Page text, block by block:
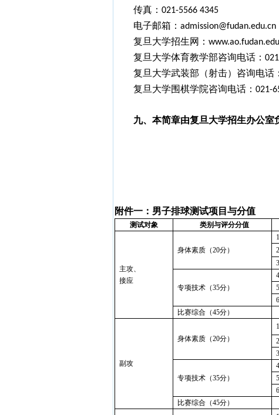
传真： 021-5566 4345
电子邮箱： admission@fudan.edu.cn
复旦大学招生网：
复旦大学体育教学部咨询电话：
复旦大学武装部（射击）咨询电话：
复旦大学围棋学院咨询电话： 021-
九、本简章由复旦大学招生办公室
附件一：男子排球测试项目与分值
测试对象 类别与评分分值
主攻、
接应
身体素质（20分）
1
2
3
专项技术（35分）
4
5
6
比赛综合（45分）
副攻
身体素质（20分）
1
2
3
专项技术（35分）
4
5
6
比赛综合（45分）